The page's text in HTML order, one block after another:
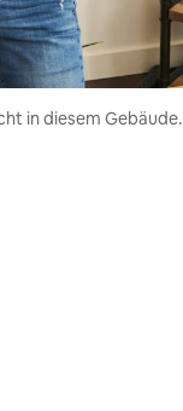
in diesem Gebäude.